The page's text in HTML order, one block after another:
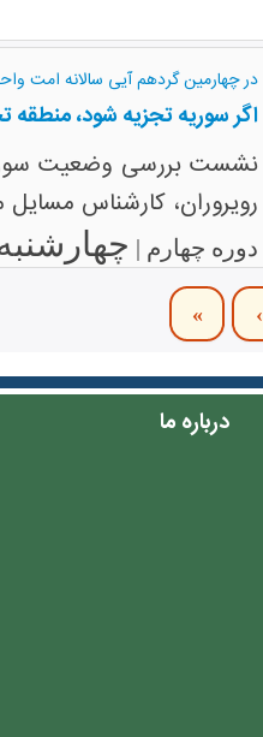
در چهارمین گردهم آیی سالانه امت
اگر سوریه تجزیه شود،
نشست بررسی وضعیت
رویروران، کارشناس
دوره چهارم | چهارشنبه ۲۶ تیر
›
»
درباره ما